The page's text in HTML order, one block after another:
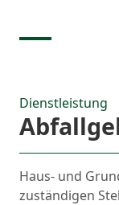
Dienstleistung
Haus- und
zuständigen